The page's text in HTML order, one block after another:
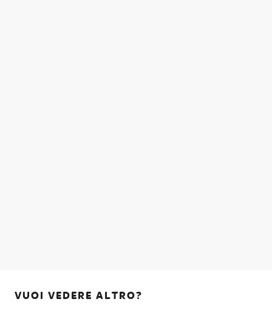
VUOI VEDERE ALTRO?